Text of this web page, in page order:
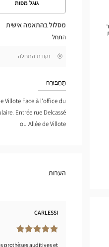
גוגל מפות
ראה
את
במפת
מסלול בהתאמה אישית
התחל
,
Center
בקרבתי
תַחְבּוּרָה
Villote Face à l'office du
Entrée rue Delcassé
ou Allée de Villote
הערות
CARLESSI
prothèses auditives et